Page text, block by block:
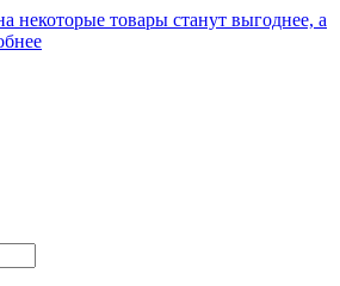
некоторые товары станут выгоднее, а